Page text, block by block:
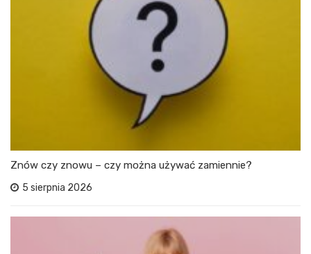
Znów czy znowu – czy można używać zamiennie?
5 sierpnia 2026